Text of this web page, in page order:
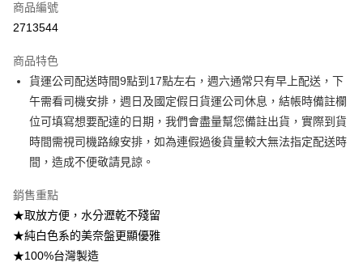
信用卡分期付款
合作金庫商業銀行
華南商業銀行
彰化商業銀行
上海商業儲蓄銀行
台北富邦商業銀行
國泰世華商業銀行
兆豐國際商業銀行
臺灣中小企業銀行
台中商業銀行
匯豐（台灣）商業銀行
聯邦商業銀行
元大商業銀行
台新國際商業銀行
台灣樂天信用卡公司
6 期 0 利率 每期
華南商業銀行
彰化商業銀行
上海商業儲蓄銀行
台北富邦商業銀行
國泰世華商業銀行
兆豐國際商業銀行
臺灣中小企業銀行
聯邦商業銀行
元大商業銀行
玉山商業銀行
台灣樂天信用卡公司
超商取貨付款
LINE Pay
Apple Pay
街口支付
悠遊付
商品編號
2713544
商品特色
貨運公司配送時間9點到17點左右，週六通常只有早上配送，下
午需看司機安排，週日及國定假日貨運公司休息，結帳時備註欄
位可填寫想要配達的日期，我們會盡量幫您備註出貨，實際到貨
時間需視司機路線安排，如為連假過後貨量較大無法指定配送時
間，造成不便敬請見諒。
銷售重點
★取放方便，水分瀝乾不殘留
★純白色系的美奈盤更顯優雅
★100%台灣製造